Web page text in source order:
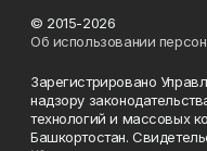
© 2015-2026
Об использовании
Зарегистрировано
надзору
технологий и массовых
Башкортостан.